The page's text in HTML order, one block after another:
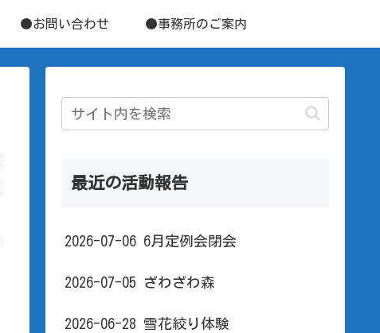
●お問い合わせ ●事務所のご案内
最近の活動報告
2026-07-06 6月定例会閉会
2026-07-05 ざわざわ森
2026-06-28 雪花絞り体験